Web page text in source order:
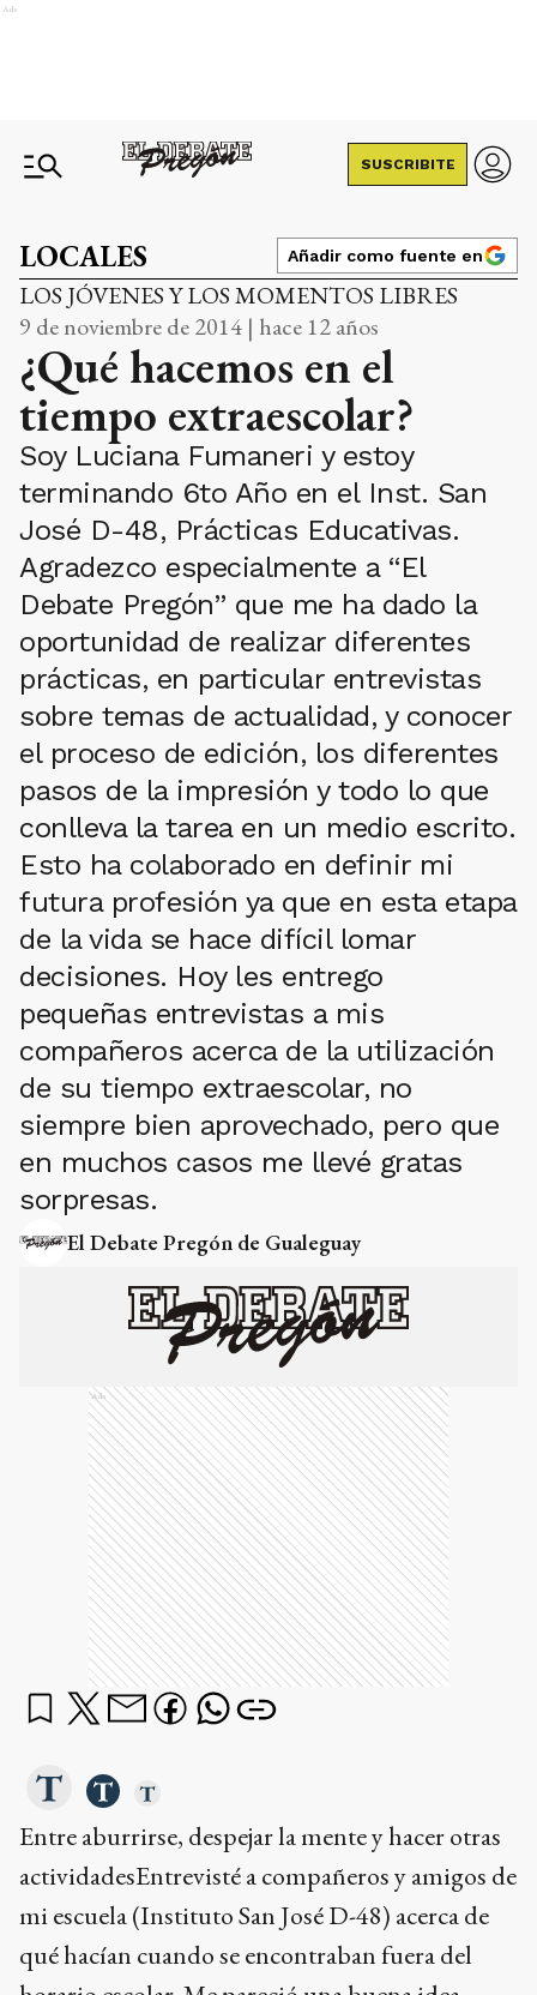
Ads
SUSCRIBITE
LOCALES Añadir como fuente en
LOS JÓVENES Y LOS MOMENTOS LIBRES
9 de noviembre de 2014 | hace 12 años
¿Qué hacemos en el
tiempo extraescolar?
Soy Luciana Fumaneri y estoy
terminando 6to Año en el Inst. San
José D-48, Prácticas Educativas.
Agradezco especialmente a “El
Debate Pregón” que me ha dado la
oportunidad de realizar diferentes
prácticas, en particular entrevistas
sobre temas de actualidad, y conocer
el proceso de edición, los diferentes
pasos de la impresión y todo lo que
conlleva la tarea en un medio escrito.
Esto ha colaborado en definir mi
futura profesión ya que en esta etapa
de la vida se hace difícil lomar
decisiones. Hoy les entrego
pequeñas entrevistas a mis
compañeros acerca de la utilización
de su tiempo extraescolar, no
siempre bien aprovechado, pero que
en muchos casos me llevé gratas
sorpresas.
El Debate Pregón de Gualeguay
Ads
Entre aburrirse, despejar la mente y hacer otras
actividadesEntrevisté a compañeros y amigos de
mi escuela (Instituto San José D-48) acerca de
qué hacían cuando se encontraban fuera del